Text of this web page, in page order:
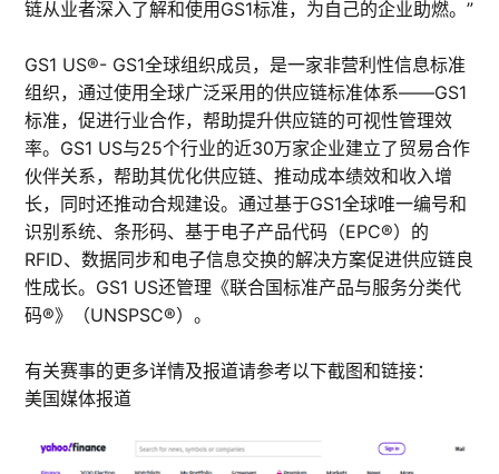
链从业者深入了解和使用GS1标准，为自己的企业助燃。”
GS1 US®- GS1全球组织成员，是一家非营利性信息标准
组织，通过使用全球广泛采用的供应链标准体系——GS1
标准，促进行业合作，帮助提升供应链的可视性管理效
率。GS1 US与25个行业的近30万家企业建立了贸易合作
伙伴关系，帮助其优化供应链、推动成本绩效和收入增
长，同时还推动合规建设。通过基于GS1全球唯一编号和
识别系统、条形码、基于电子产品代码（EPC®）的
RFID、数据同步和电子信息交换的解决方案促进供应链良
性成长。GS1 US还管理《联合国标准产品与服务分类代
码®》（UNSPSC®）。
有关赛事的更多详情及报道请参考以下截图和链接：
美国媒体报道